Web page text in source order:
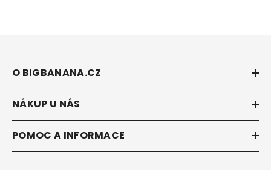
O BIGBANANA.CZ
NÁKUP U NÁS
POMOC A INFORMACE